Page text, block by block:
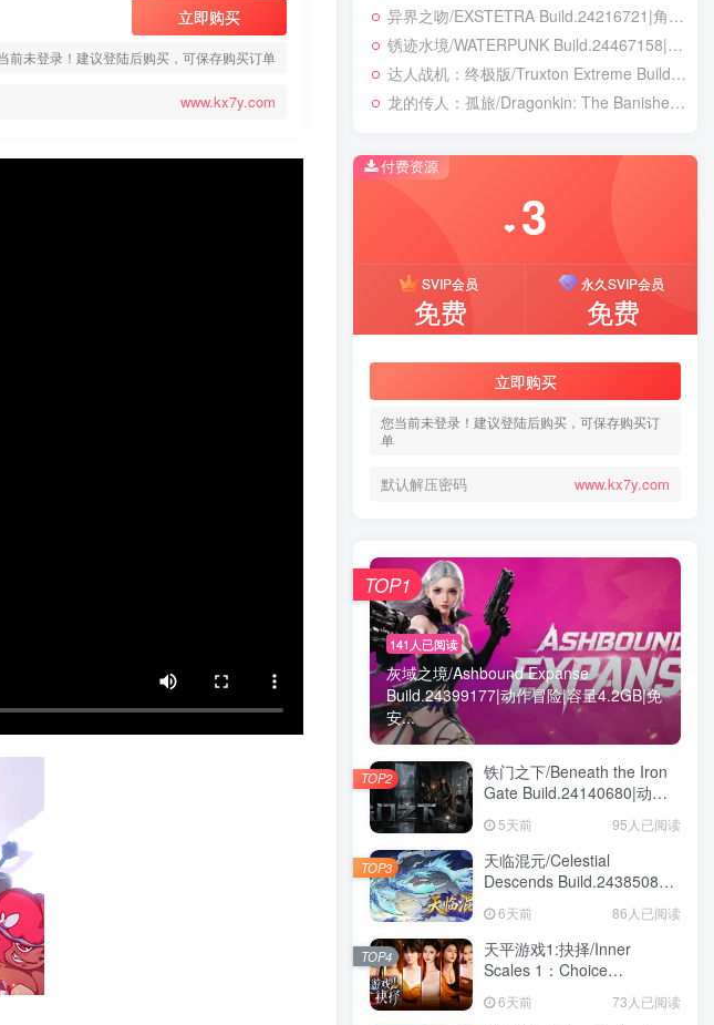
立即购买
前未登录！建议登陆后购买，可保存购买订单
www.kx7y.com
异界之吻/EXSTETRA Build.24216721|角色扮演|容量5GB|免安装绿色中文版
锈迹水境/WATERPUNK Build.24467158|动作冒险|容量131B|免安装绿色中文版
达人战机：终极版/Truxton Extreme Build.23413016|动作冒险|容量11.7GB|免安装绿色中文版
龙的传人：孤旅/Dragonkin: The Banished v1.5.74.56713|动作冒险|容量39.2GB|免安装绿色中文版
付费资源
❤ 3
SVIP会员
免费
永久SVIP会员
免费
立即购买
您当前未登录！建议登陆后购买，可保存购买订
单
默认解压密码 www.kx7y.com
141人已阅读
灰域之境/Ashbound Expanse
Build.24399177|动作冒险|容量4.2GB|免
安...
TOP1
铁门之下/Beneath the Iron
Gate Build.24140680|动作
中文版
5天前 95人已阅读
TOP2
天临混元/Celestial
Descends Build.24385086|
策略战棋|容量11.4GB|免安
装绿色中文版
6天前 86人已阅读
TOP3
天平游戏1:抉择/Inner
Scales 1：Choice
Build.24391609|互动电影|容
量24.3GB|免安装绿色中文版
6天前 73人已阅读
TOP4